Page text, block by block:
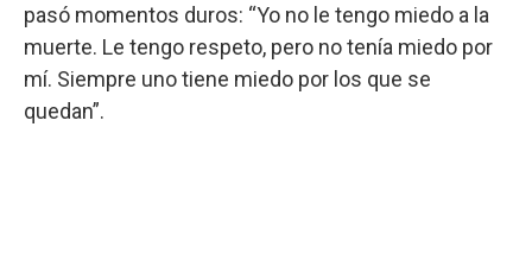
pasó momentos duros: “Yo no le tengo miedo a la
muerte. Le tengo respeto, pero no tenía miedo por
mí. Siempre uno tiene miedo por los que se
quedan”.